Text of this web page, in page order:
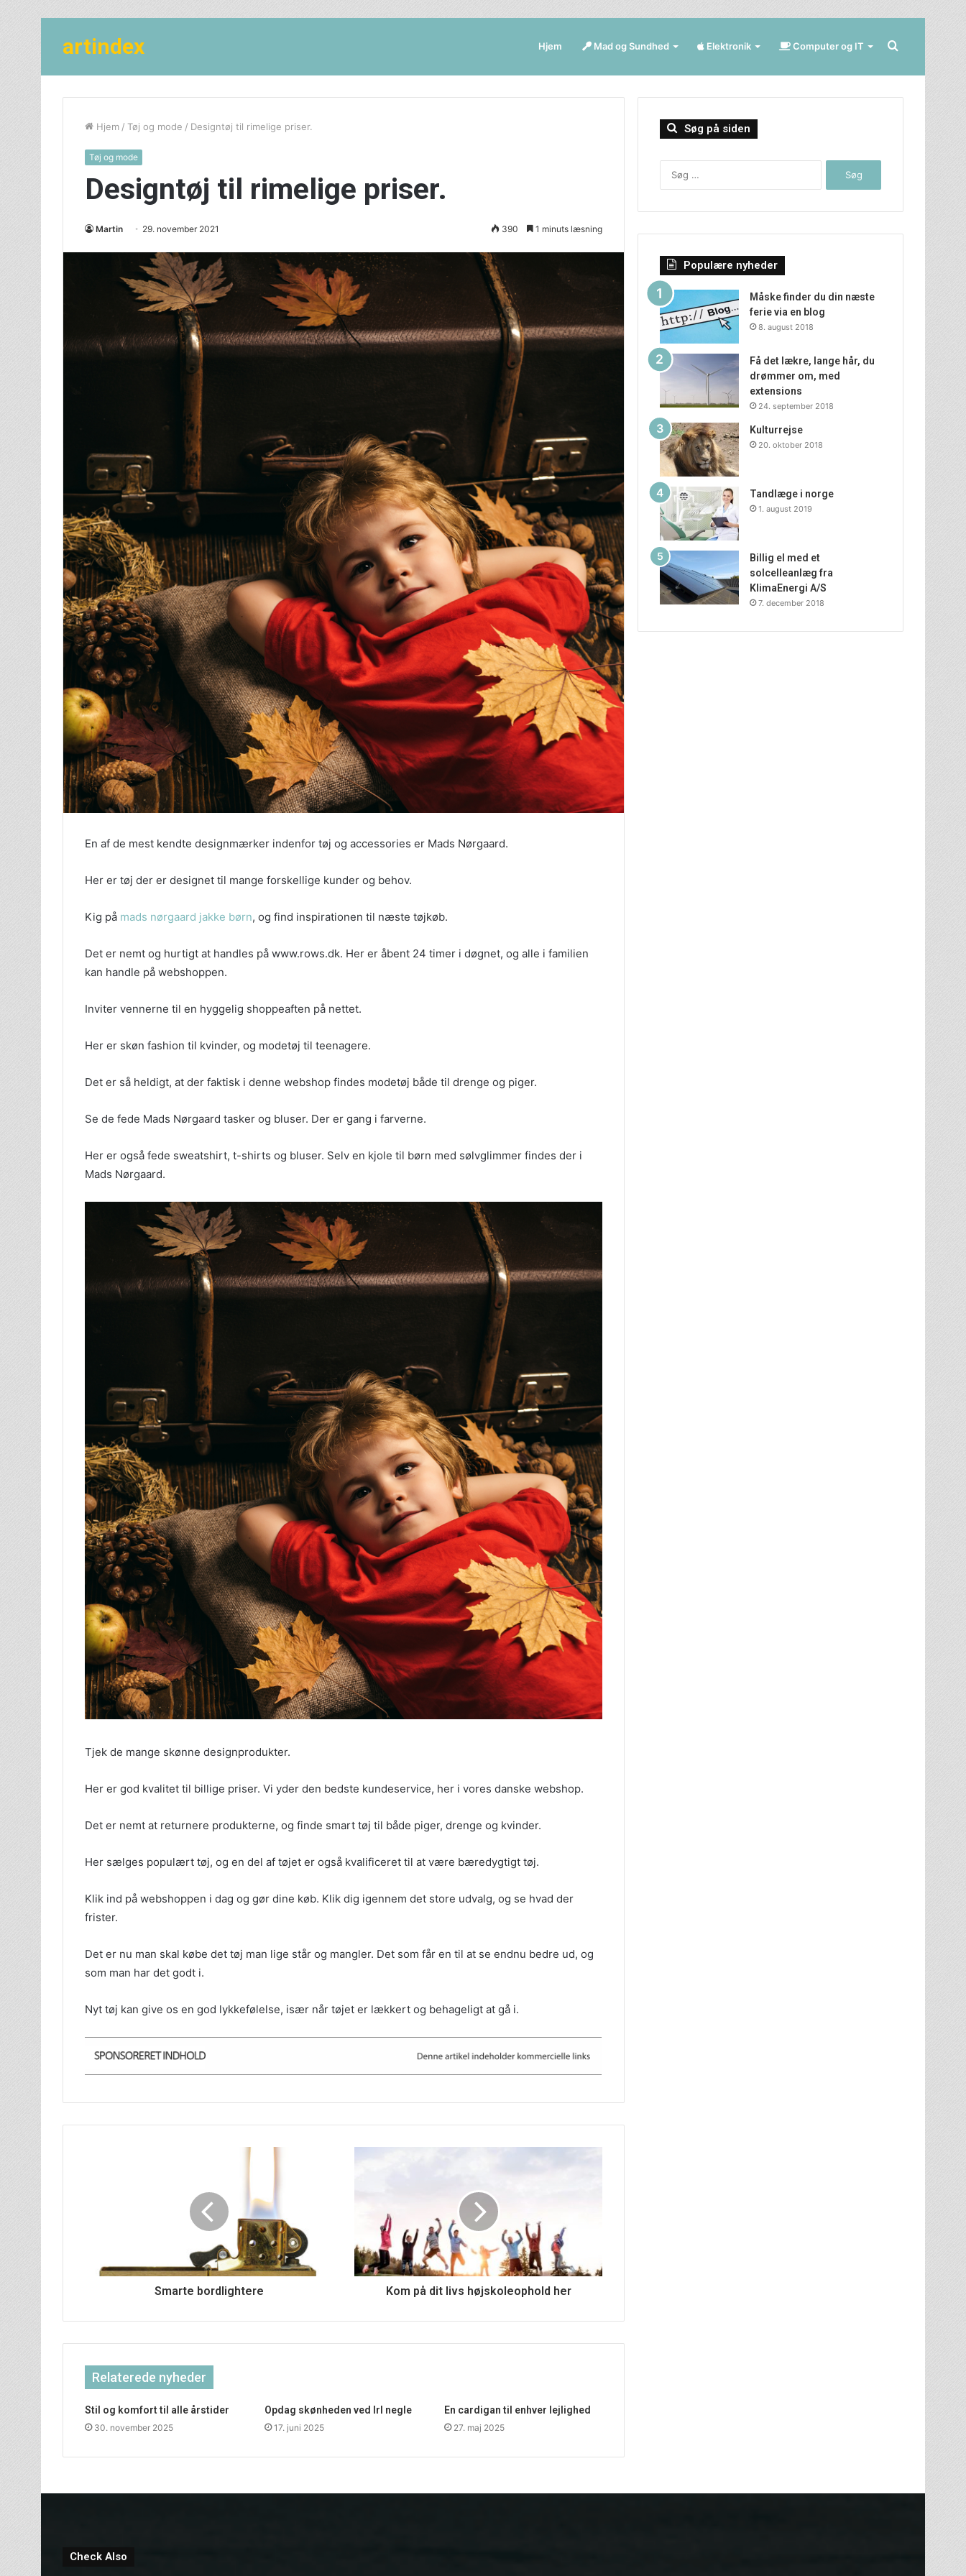
artindex Hjem Mad og Sundhed Elektronik Computer og IT Søg
efter
Hjem / Tøj og mode / Designtøj til rimelige priser.
Tøj og mode
Designtøj til rimelige priser.
Martin 29. november 2021 390 1 minuts læsning
En af de mest kendte designmærker indenfor tøj og accessories er Mads Nørgaard.
Her er tøj der er designet til mange forskellige kunder og behov.
Kig på mads nørgaard jakke børn, og find inspirationen til næste tøjkøb.
Det er nemt og hurtigt at handles på www.rows.dk. Her er åbent 24 timer i døgnet, og alle i familien
kan handle på webshoppen.
Inviter vennerne til en hyggelig shoppeaften på nettet.
Her er skøn fashion til kvinder, og modetøj til teenagere.
Det er så heldigt, at der faktisk i denne webshop findes modetøj både til drenge og piger.
Se de fede Mads Nørgaard tasker og bluser. Der er gang i farverne.
Her er også fede sweatshirt, t-shirts og bluser. Selv en kjole til børn med sølvglimmer findes der i
Mads Nørgaard.
Tjek de mange skønne designprodukter.
Her er god kvalitet til billige priser. Vi yder den bedste kundeservice, her i vores danske webshop.
Det er nemt at returnere produkterne, og finde smart tøj til både piger, drenge og kvinder.
Her sælges populært tøj, og en del af tøjet er også kvalificeret til at være bæredygtigt tøj.
Klik ind på webshoppen i dag og gør dine køb. Klik dig igennem det store udvalg, og se hvad der
frister.
Det er nu man skal købe det tøj man lige står og mangler. Det som får en til at se endnu bedre ud, og
som man har det godt i.
Nyt tøj kan give os en god lykkefølelse, især når tøjet er lækkert og behageligt at gå i.
Smarte bordlightere Kom på dit livs højskoleophold her
Relaterede nyheder
Stil og komfort til alle årstider
30. november 2025
Opdag skønheden ved Irl negle
17. juni 2025
En cardigan til enhver lejlighed
27. maj 2025
Søg på siden
Populære nyheder
Måske finder du din næste
ferie via en blog
8. august 2018
Få det lækre, lange hår, du
drømmer om, med
extensions
24. september 2018
Kulturrejse
20. oktober 2018
Tandlæge i norge
1. august 2019
Billig el med et
solcelleanlæg fra
KlimaEnergi A/S
7. december 2018
Check Also